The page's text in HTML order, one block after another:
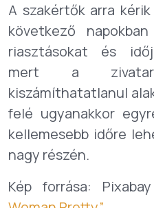
A szakértők arra
következő
riasztásokat és
mert a
kiszámíthatatlanul
felé ugyanakkor
kellemesebb időre
nagy részén.
Kép forrása: